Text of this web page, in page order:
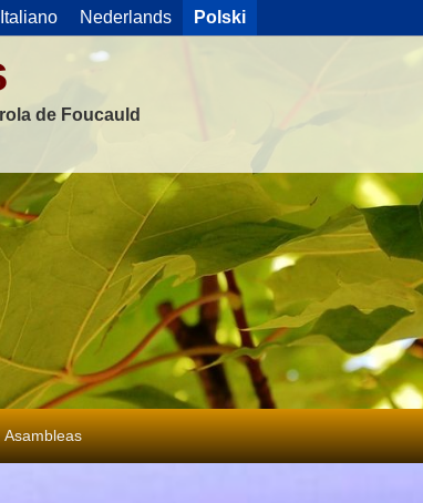
Italiano Nederlands Polski
de Foucauld
Asambleas